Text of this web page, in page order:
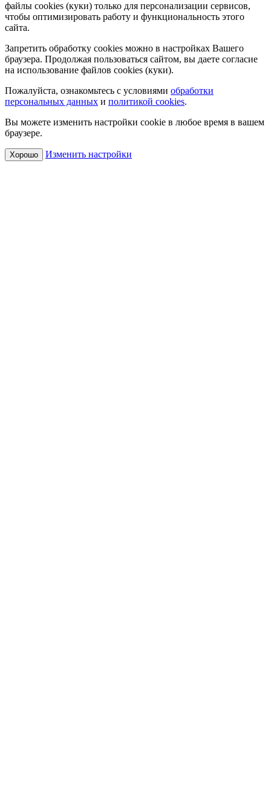
файлы cookies (куки) только для персонализации сервисов,
чтобы оптимизировать работу и функциональность этого
сайта.
Запретить обработку cookies можно в настройках Вашего
браузера. Продолжая пользоваться сайтом, вы даете согласие
на использование файлов cookies (куки).
Пожалуйста, ознакомьтесь с условиями обработки
персональных данных и политикой cookies.
Вы можете изменить настройки cookie в любое время в вашем
браузере.
Хорошо Изменить настройки